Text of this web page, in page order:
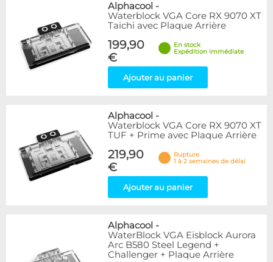
Alphacool -
Waterblock VGA Core RX 9070 XT
Taichi avec Plaque Arrière
199,90
€
En stock
Expédition immédiate
Ajouter au panier
Alphacool -
Waterblock VGA Core RX 9070 XT
TUF + Prime avec Plaque Arrière
219,90
€
Rupture
1 à 2 semaines de délai
Ajouter au panier
Alphacool -
WaterBlock VGA Eisblock Aurora
Arc B580 Steel Legend +
Challenger + Plaque Arrière